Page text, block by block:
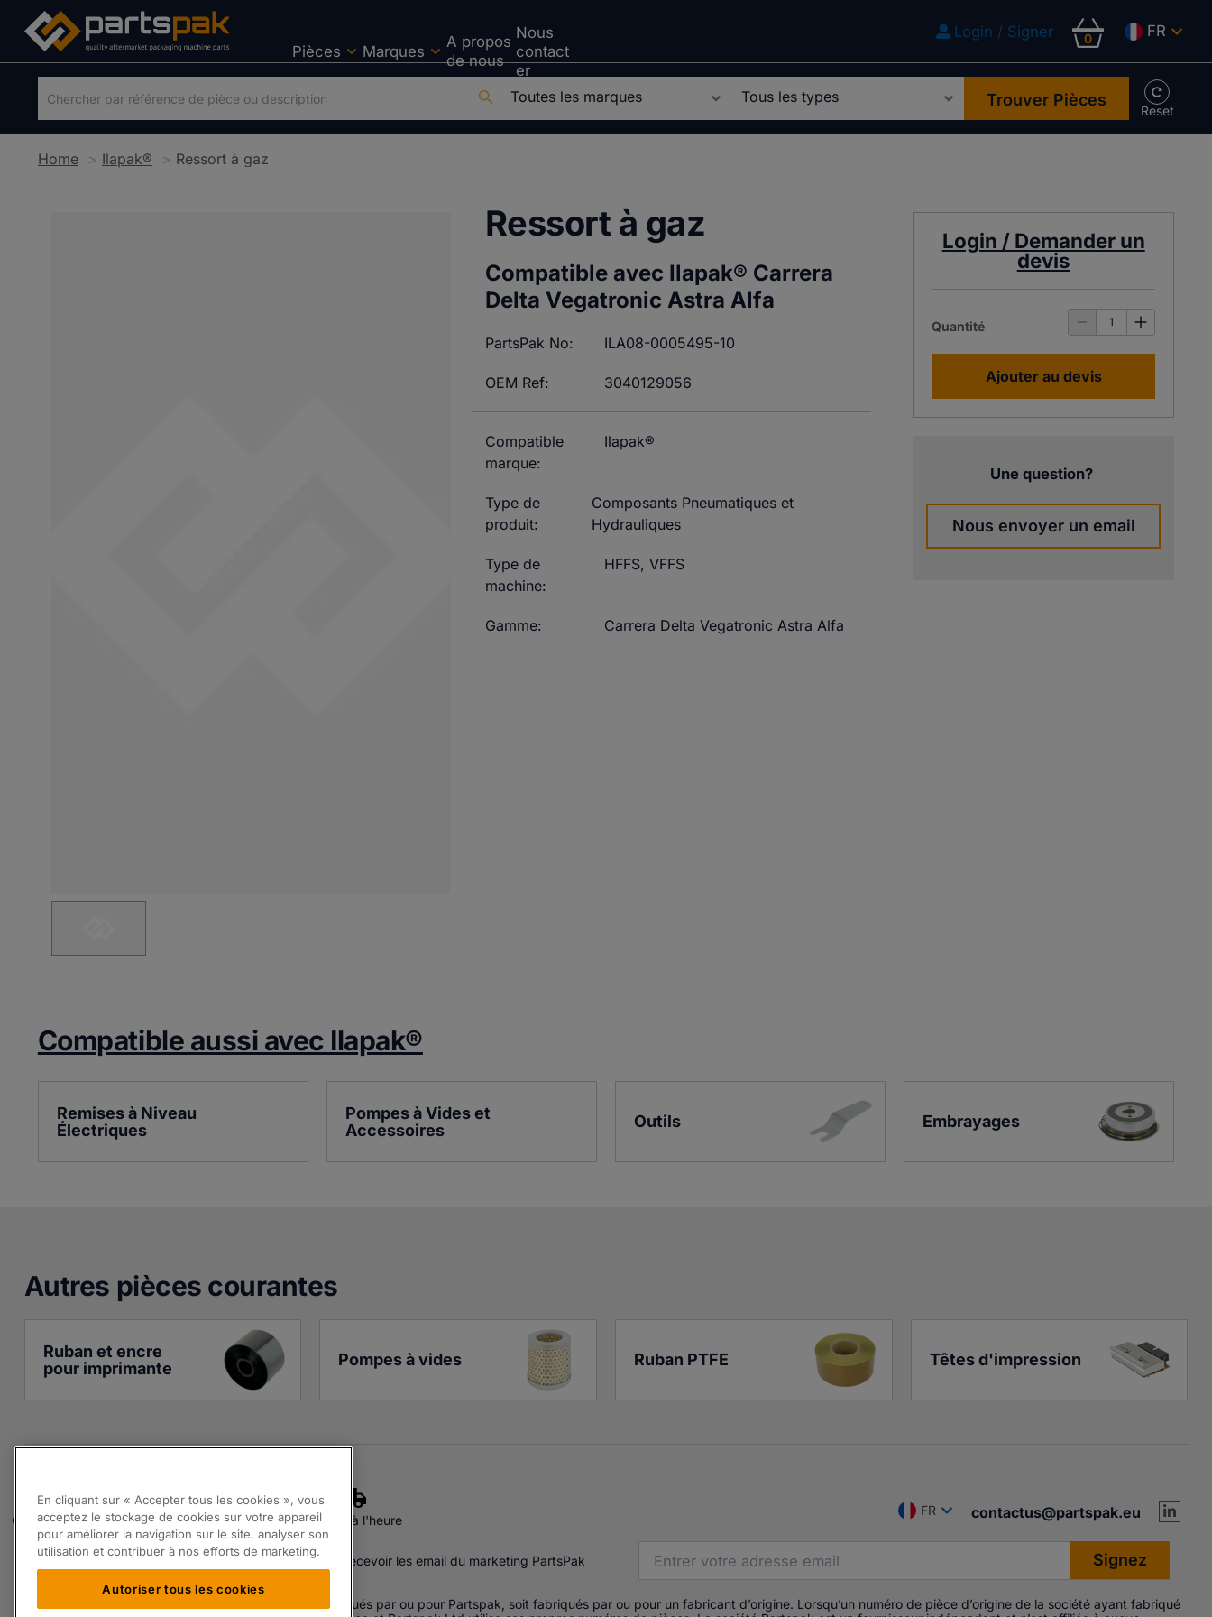
Pièces Marques
A propos
de nous
Nous
contact
er
Login / Signer 0 FR
Trouver Pièces
Home Ilapak® Ressort à gaz
Ressort à gaz
Compatible avec Ilapak® Carrera
Delta Vegatronic Astra Alfa
PartsPak No: ILA08-0005495-10
OEM Ref: 3040129056
Compatible
marque:
Ilapak®
Type de
produit:
Composants Pneumatiques et
Hydrauliques
Type de
machine:
HFFS, VFFS
Gamme: Carrera Delta Vegatronic Astra Alfa
Login / Demander un
devis
Quantité
Ajouter au devis
Une question?
Nous envoyer un email
Compatible aussi avec Ilapak®
Remises à Niveau
Électriques
Pompes à Vides et
Accessoires
Outils Embrayages
Autres pièces courantes
Ruban et encre
pour imprimante
Pompes à vides Ruban PTFE Têtes d'impression
Qualité assurée Experts Livraison à l'heure
FR contactus@partspak.eu
S'inscrire à notre Newsletter.
En renseignant votre adresse email vous acceptez de recevoir les email du marketing PartsPak
Les produits proposés par Partspak Ltd sont soit fabriqués par ou pour Partspak, soit fabriqués par ou pour un fabricant d’origine. Lorsqu’un numéro de pièce d’origine de la société ayant fabriqué
En cliquant sur « Accepter tous les cookies », vous
acceptez le stockage de cookies sur votre appareil
pour améliorer la navigation sur le site, analyser son
utilisation et contribuer à nos efforts de marketing.
Autoriser tous les cookies